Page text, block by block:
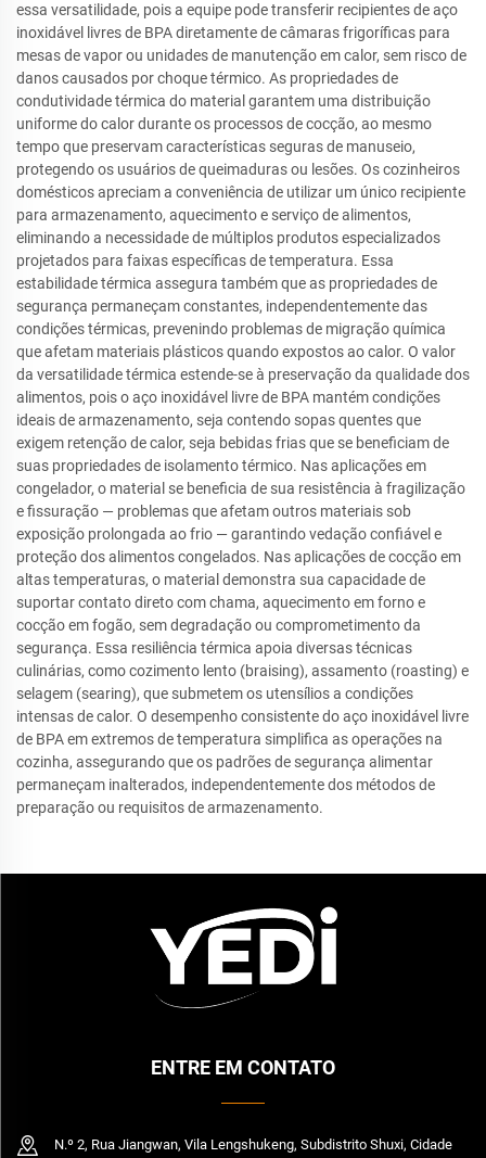
essa versatilidade, pois a equipe pode transferir recipientes de aço
inoxidável livres de BPA diretamente de câmaras frigoríficas para
mesas de vapor ou unidades de manutenção em calor, sem risco de
danos causados por choque térmico. As propriedades de
condutividade térmica do material garantem uma distribuição
uniforme do calor durante os processos de cocção, ao mesmo
tempo que preservam características seguras de manuseio,
protegendo os usuários de queimaduras ou lesões. Os cozinheiros
domésticos apreciam a conveniência de utilizar um único recipiente
para armazenamento, aquecimento e serviço de alimentos,
eliminando a necessidade de múltiplos produtos especializados
projetados para faixas específicas de temperatura. Essa
estabilidade térmica assegura também que as propriedades de
segurança permaneçam constantes, independentemente das
condições térmicas, prevenindo problemas de migração química
que afetam materiais plásticos quando expostos ao calor. O valor
da versatilidade térmica estende-se à preservação da qualidade dos
alimentos, pois o aço inoxidável livre de BPA mantém condições
ideais de armazenamento, seja contendo sopas quentes que
exigem retenção de calor, seja bebidas frias que se beneficiam de
suas propriedades de isolamento térmico. Nas aplicações em
congelador, o material se beneficia de sua resistência à fragilização
e fissuração — problemas que afetam outros materiais sob
exposição prolongada ao frio — garantindo vedação confiável e
proteção dos alimentos congelados. Nas aplicações de cocção em
altas temperaturas, o material demonstra sua capacidade de
suportar contato direto com chama, aquecimento em forno e
cocção em fogão, sem degradação ou comprometimento da
segurança. Essa resiliência térmica apoia diversas técnicas
culinárias, como cozimento lento (braising), assamento (roasting) e
selagem (searing), que submetem os utensílios a condições
intensas de calor. O desempenho consistente do aço inoxidável livre
de BPA em extremos de temperatura simplifica as operações na
cozinha, assegurando que os padrões de segurança alimentar
permaneçam inalterados, independentemente dos métodos de
preparação ou requisitos de armazenamento.
ENTRE EM CONTATO
N.º 2, Rua Jiangwan, Vila Lengshukeng, Subdistrito Shuxi, Cidade